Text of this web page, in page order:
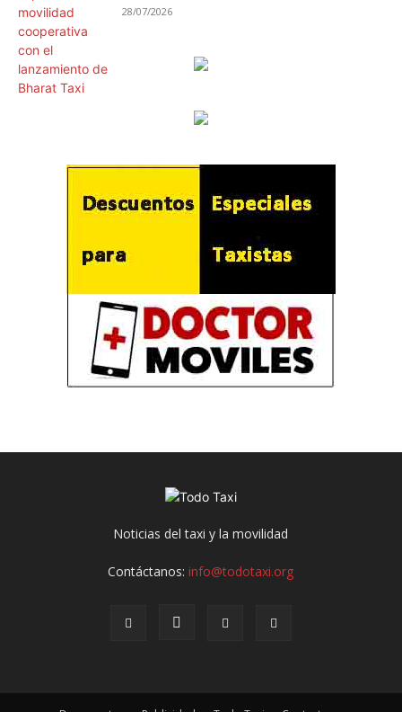
28/07/2026
Noticias del taxi y la movilidad
Contáctanos:info@todotaxi.org